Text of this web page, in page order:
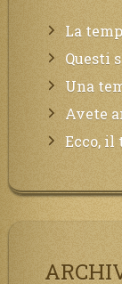
La tempesta solare è in
Questi sono
Una tempesta
Avete ancora pochi istanti
Ecco, il tempo è